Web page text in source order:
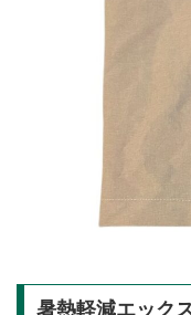
暑熱軽減エック